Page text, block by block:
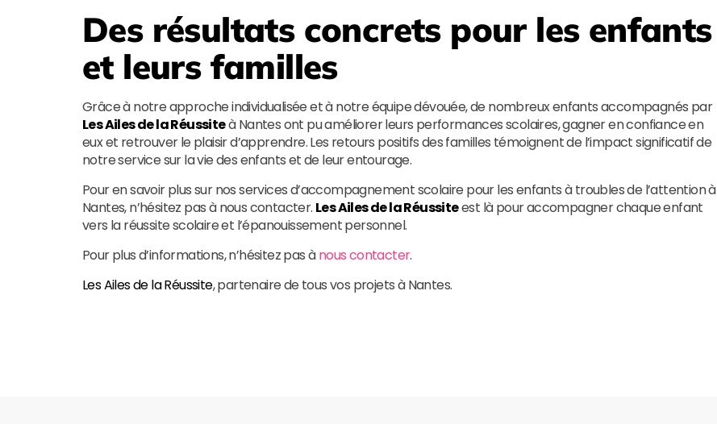
Des résultats concrets pour les enfants
et leurs familles
Grâce à notre approche individualisée et à notre équipe dévouée, de nombreux enfants accompagnés par
Les Ailes de la Réussiteà Nantes ont pu améliorer leurs performances scolaires, gagner en confiance en
eux et retrouver le plaisir d’apprendre. Les retours positifs des familles témoignent de l’impact significatif de
notre service sur la vie des enfants et de leur entourage.
Pour en savoir plus sur nos services d’accompagnement scolaire pour les enfants à troubles de l’attention à
Nantes, n’hésitez pas à nous contacter. Les Ailes de la Réussiteest là pour accompagner chaque enfant
vers la réussite scolaire et l’épanouissement personnel.
Pour plus d’informations, n’hésitez pas ànous contacter.
Les Ailes de la Réussite, partenaire de tous vos projets à Nantes.